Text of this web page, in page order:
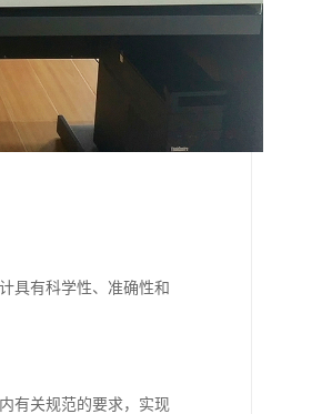
具有科学性、准确性和
有关规范的要求，实现